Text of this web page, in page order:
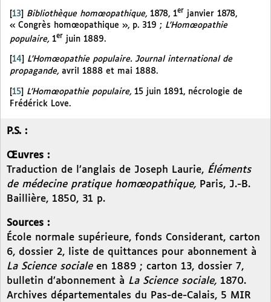
[13] Bibliothèque homœopathique, 1878, 1er janvier 1878,
« Congrès homœopathique », p. 319 ; L’Homœopathie
populaire, 1er juin 1889.
14
L’Homœopathie populaire. Journal international de
propagande, avril 1888 et mai 1888.
15 L’Homœopathie populaire, 15 juin 1891, nécrologie de
Frédérick Love.
P.S. :
Œuvres :
Traduction de l’anglais de Joseph Laurie, Éléments
de médecine pratique homœopathique, Paris, J.-B.
Baillière, 1850, 31 p.
Sources :
École normale supérieure, fonds Considerant, carton
6, dossier 2, liste de quittances pour abonnement à
La Science sociale en 1889 ; carton 13, dossier 7,
bulletin d’abonnement à La Science sociale, 1870.
Archives départementales du Pas-de-Calais, 5 MIR